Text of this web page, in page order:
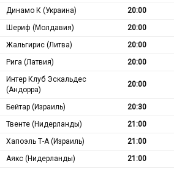
Динамо К (Украина)
20:00
Шериф (Молдавия)
20:00
Жальгирис (Литва)
20:00
Рига (Латвия)
20:00
Интер Клуб Эскальдес
(Андорра)
20:00
Бейтар (Израиль) 20:30
Твенте (Нидерланды)
21:00
Хапоэль Т-А (Израиль)
21:00
Аякс (Нидерланды)
21:00